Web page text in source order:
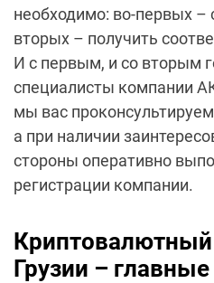
необходимо: во-первых –
вторых – получить
И с первым, и со вторым
специалисты компании
мы вас
а при наличии
стороны оперативно
регистрации компании.
Криптовалютный
Грузии –